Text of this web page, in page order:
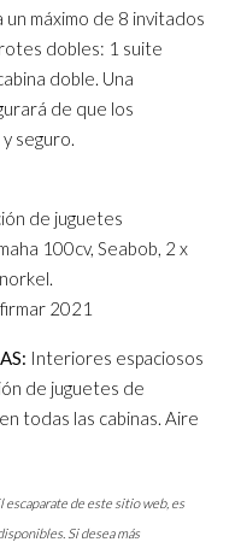
máximo de 8 invitados
dobles: 1 suite
doble. Una
de que los
seguro.
de juguetes
100cv, Seabob, 2 x
2021
Interiores espaciosos
de juguetes de
todas las cabinas. Aire
escaparate de este sitio web, es
Si desea más